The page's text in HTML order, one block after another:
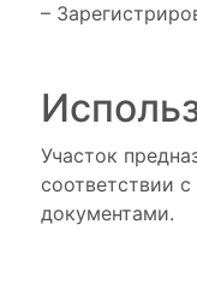
–
Участок
соответствии
документами.